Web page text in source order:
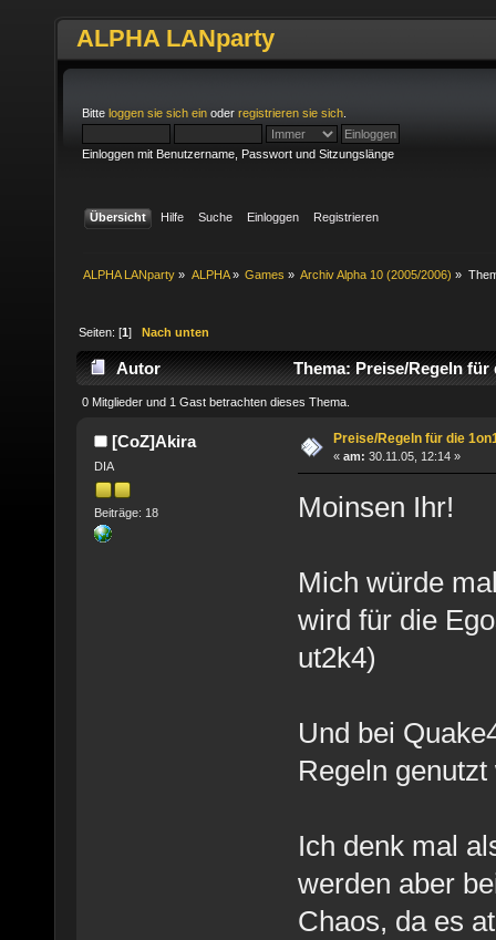
ALPHA LANparty
Bitte loggen sie sich ein oder registrieren sie sich
Einloggen mit Benutzername, Passwort und Sitzungslänge
Übersicht Hilfe Suche Einloggen Registrieren
ALPHA LANparty » ALPHA» Games » Archiv Alpha 10 (2005/2006) »
Seiten: [1]Nach unten
Autor Thema: Preise/Regeln für
0 Mitglieder und 1 Gast betrachten dieses Thema.
[CoZ]Akira
DIA
Beiträge: 18
Preise/Regeln für die
« am: 30.11.05, 12:14 »
Moinsen Ihr!
Mich würde
wird für die
ut2k4)
Und bei
Regeln
Ich denk mal
werden aber
Chaos, da es